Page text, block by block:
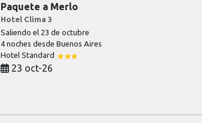
Paquete a Merlo
Hotel Clima 3
Saliendo el 23 de octubre
4 noches desde Buenos Aires
Hotel Standard
23 oct-26